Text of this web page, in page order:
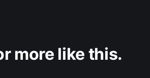
more like this.